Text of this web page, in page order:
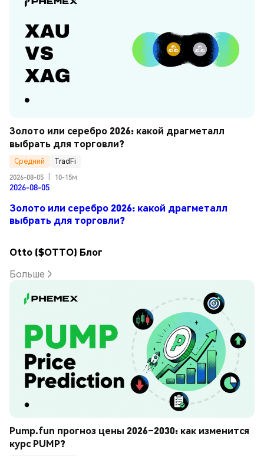
Золото или серебро 2026: какой драгметалл
выбрать для торговли?
Средний
TradFi
2026-08-05
10-15м
2026-08-05
Золото или серебро 2026: какой драгметалл
выбрать для торговли?
Otto ($OTTO) Блог
Больше
Pump.fun прогноз цены 2026–2030: как изменится
курс PUMP?